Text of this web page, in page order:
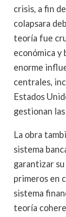
crisis, a fin
colapsara
teoría fue
económica y
enorme
centrales,
Estados
gestionan
La obra
sistema
garantizar
primeros en
sistema
teoría